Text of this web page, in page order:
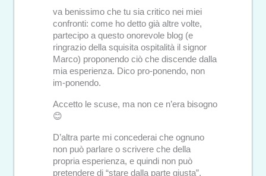
va benissimo che tu sia critico nei miei
confronti: come ho detto già altre volte,
partecipo a questo onorevole blog (e
ringrazio della squisita ospitalità il signor
Marco) proponendo ciò che discende dalla
mia esperienza. Dico pro-ponendo, non
im-ponendo.
Accetto le scuse, ma non ce n’era bisogno
😊
D’altra parte mi concederai che ognuno
non può parlare o scrivere che della
propria esperienza, e quindi non può
pretendere di “stare dalla parte giusta”,